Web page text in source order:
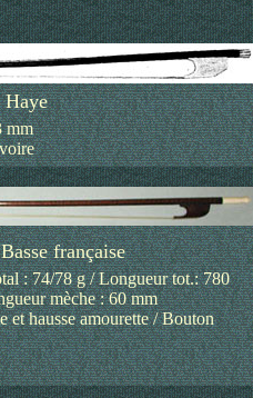
Haye
mm
française
: 74/78 g / Longueur tot.: 780
mèche : 60 mm
et hausse amourette / Bouton